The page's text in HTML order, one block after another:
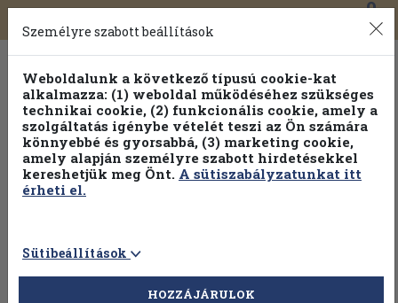
Toggle
navigation
0
Válogasson több mint 1.000.000 kiadványunk közül
100% kedvezménnyel!
Vissza az előző oldalra Válasszon példányt
Személyre szabott beállítások
Weboldalunk a következő típusú cookie-kat
alkalmazza: (1) weboldal működéséhez szükséges
technikai cookie, (2) funkcionális cookie, amely a
szolgáltatás igénybe vételét teszi az Ön számára
könnyebbé és gyorsabbá, (3) marketing cookie,
amely alapján személyre szabott hirdetésekkel
kereshetjük meg Önt. A sütiszabályzatunkat itt
érheti el.
Sütibeállítások
HOZZÁJÁRULOK